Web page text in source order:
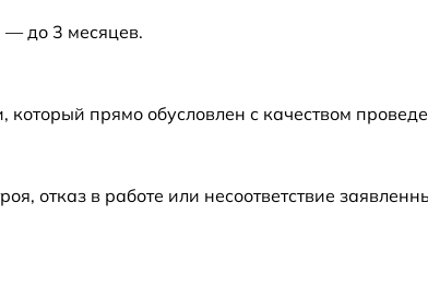
— до 3 месяцев.
прямо обусловлен с качеством
отказ в работе или несоответствие